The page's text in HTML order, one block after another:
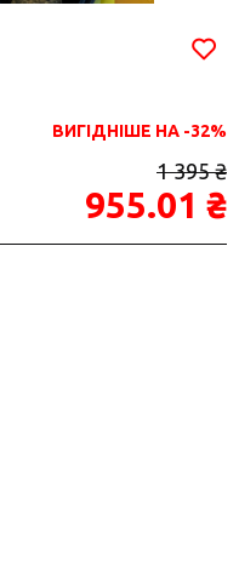
ВИГІДНІШЕ НА -32%
1 395 ₴
955.01 ₴